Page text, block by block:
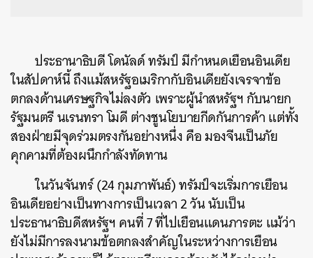
ประธานาธิบดี โดนัลด์ ทรัมป์ มีกำหนดเยือนอินเดีย
ในสัปดาห์นี้ ถึงแม้สหรัฐอเมริกากับอินเดียยังเจรจาข้อ
ตกลงด้านเศรษฐกิจไม่ลงตัว เพราะผู้นำสหรัฐฯ กับนายก
รัฐมนตรี นเรนทรา โมดี ต่างชูนโยบายกีดกันการค้า แต่ทั้ง
สองฝ่ายมีจุดร่วมตรงกันอย่างหนึ่ง คือ มองจีนเป็นภัย
คุกคามที่ต้องผนึกกำลังทัดทาน
ในวันจันทร์ (24 กุมภาพันธ์) ทรัมป์จะเริ่มการเยือน
อินเดียอย่างเป็นทางการเป็นเวลา 2 วัน นับเป็น
ประธานาธิบดีสหรัฐฯ คนที่ 7 ที่ไปเยือนแดนภารตะ แม้ว่า
ยังไม่มีการลงนามข้อตกลงสำคัญในระหว่างการเยือน